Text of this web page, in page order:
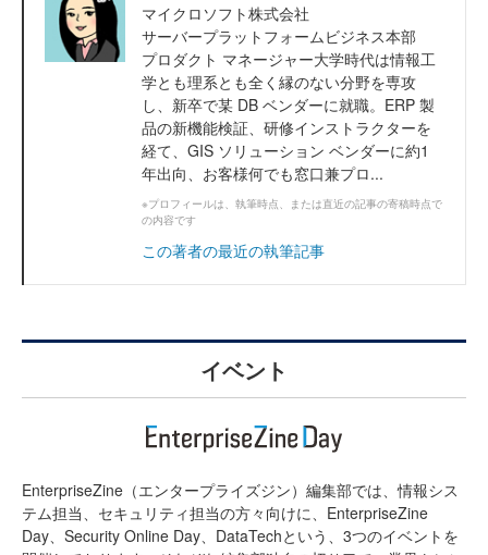
マイクロソフト株式会社
サーバープラットフォームビジネス本部
プロダクト マネージャー大学時代は情報工
学とも理系とも全く縁のない分野を専攻
し、新卒で某 DB ベンダーに就職。ERP 製
品の新機能検証、研修インストラクターを
経て、GIS ソリューション ベンダーに約1
年出向、お客様何でも窓口兼プロ...
※プロフィールは、執筆時点、または直近の記事の寄稿時点で
の内容です
この著者の最近の執筆記事
イベント
EnterpriseZine（エンタープライズジン）編集部では、情報シス
テム担当、セキュリティ担当の方々向けに、EnterpriseZine
Day、Security Online Day、DataTechという、3つのイベントを